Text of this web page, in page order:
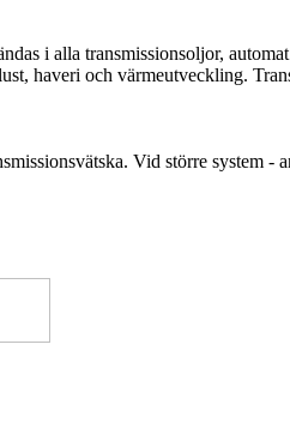
i alla transmissionsoljor,
haveri och värmeutveckling.
Vid större system -